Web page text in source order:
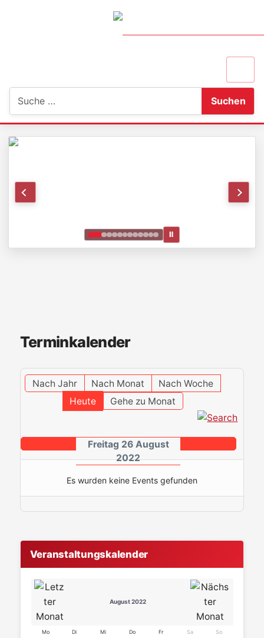
Suchen
Ⅱ
Terminkalender
Nach Jahr Nach Monat
Nach Woche
Heute
Gehe zu Monat
Freitag 26 August
2022
Es wurden keine Events gefunden
Veranstaltungskalender
August 2022
Mo Di Mi Do Fr Sa So